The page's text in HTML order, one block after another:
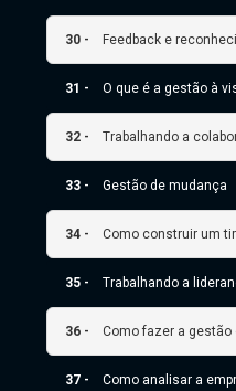
30 - Feedback e
31 - O que é a gestão à
32 - Trabalhando a
33 - Gestão de mudança
34 - Como construir um
35 - Trabalhando a
36 - Como fazer a gestão
37 - Como analisar a